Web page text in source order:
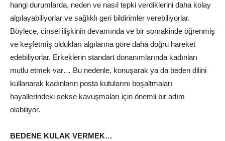
hangi durumlarda, neden ve nasıl tepki verdiklerini daha kolay
algılayabiliyorlar ve sağlıklı geri bildirimler verebiliyorlar.
Böylece, cinsel ilişkinin devamında ve bir sonrakinde öğrenmiş
ve keşfetmiş oldukları algılarına göre daha doğru hareket
edebiliyorlar. Erkeklerin standart donanımlarında kadınları
mutlu etmek var… Bu nedenle, konuşarak ya da beden dilini
kullanarak kadınların posta kutularını boşaltmaları
hayallerindeki sekse kavuşmaları için önemli bir adım
olabiliyor.
BEDENE KULAK VERMEK…